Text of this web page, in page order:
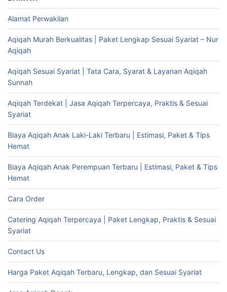
Alamat Perwakilan
Aqiqah Murah Berkualitas | Paket Lengkap Sesuai Syariat – Nur
Aqiqah
Aqiqah Sesuai Syariat | Tata Cara, Syarat & Layanan Aqiqah
Sunnah
Aqiqah Terdekat | Jasa Aqiqah Terpercaya, Praktis & Sesuai
Syariat
Biaya Aqiqah Anak Laki-Laki Terbaru | Estimasi, Paket & Tips
Hemat
Biaya Aqiqah Anak Perempuan Terbaru | Estimasi, Paket & Tips
Hemat
Cara Order
Catering Aqiqah Terpercaya | Paket Lengkap, Praktis & Sesuai
Syariat
Contact Us
Harga Paket Aqiqah Terbaru, Lengkap, dan Sesuai Syariat